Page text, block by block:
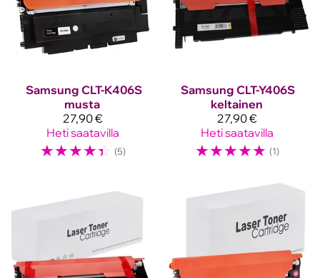
Samsung CLT-K406S
musta
27,90 €
Heti saatavilla
☆☆☆☆☆ (5)
Samsung CLT-Y406S
keltainen
27,90 €
Heti saatavilla
☆☆☆☆☆ (1)